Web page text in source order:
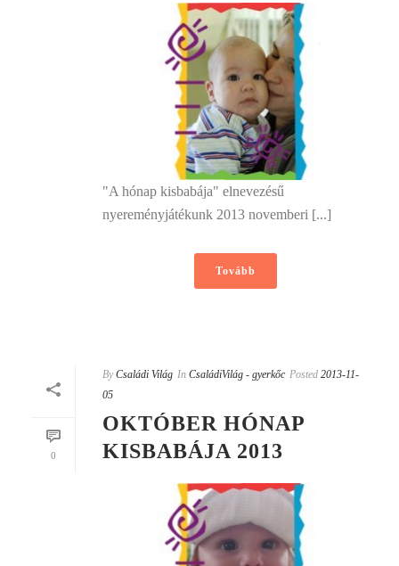
"A hónap kisbabája" elnevezésű
nyereményjátékunk 2013 novemberi [...]
Tovább
0
By Családi Világ In CsaládiVilág - gyerkőc Posted 2013-11-
05
OKTÓBER HÓNAP
KISBABÁJA 2013